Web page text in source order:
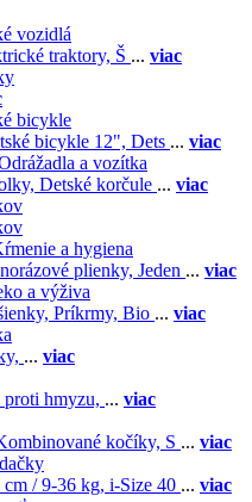
vozidlá
traktory, Š ... viac
bicykle
bicykle 12", Dets ... viac
a vozítka
Detské korčule ... viac
a hygiena
plienky, Jeden ... viac
a výživa
Príkrmy, Bio ... viac
... viac
hmyzu, ... viac
kočíky, S ... viac
/ 9-36 kg, i-Size 40 ... viac